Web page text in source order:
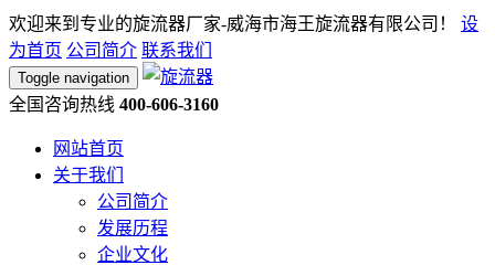
欢迎来到专业的旋流器厂家-威海市海王旋流器有限公司！
设
为首页 公司简介 联系我们
Toggle navigation
全国咨询热线 400-606-3160
网站首页
关于我们
公司简介
发展历程
企业文化